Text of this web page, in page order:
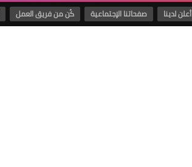
أعلن لدينا صفحاتنا الإجتماعية كُن من فريق العمل